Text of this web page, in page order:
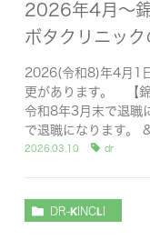
2026年4月～
ボタクリニッ
2026(令和8)年4月1
更があります。 【
令和8年3月末で退職
で退職になります。
2026.03.10 dr
DR-KINCLI